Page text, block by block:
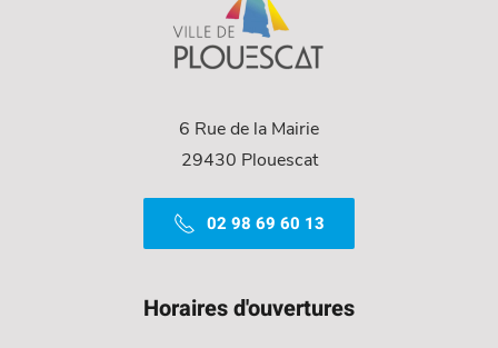
6 Rue de la Mairie
29430 Plouescat
02 98 69 60 13
Horaires d'ouvertures